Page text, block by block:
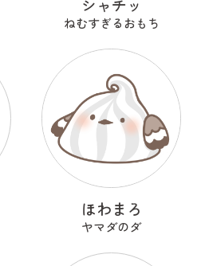
シャチッ
ねむすぎるおもち
ほわまろ
ヤマダのダ